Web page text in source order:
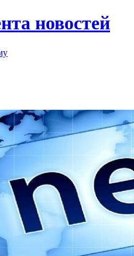
новостей